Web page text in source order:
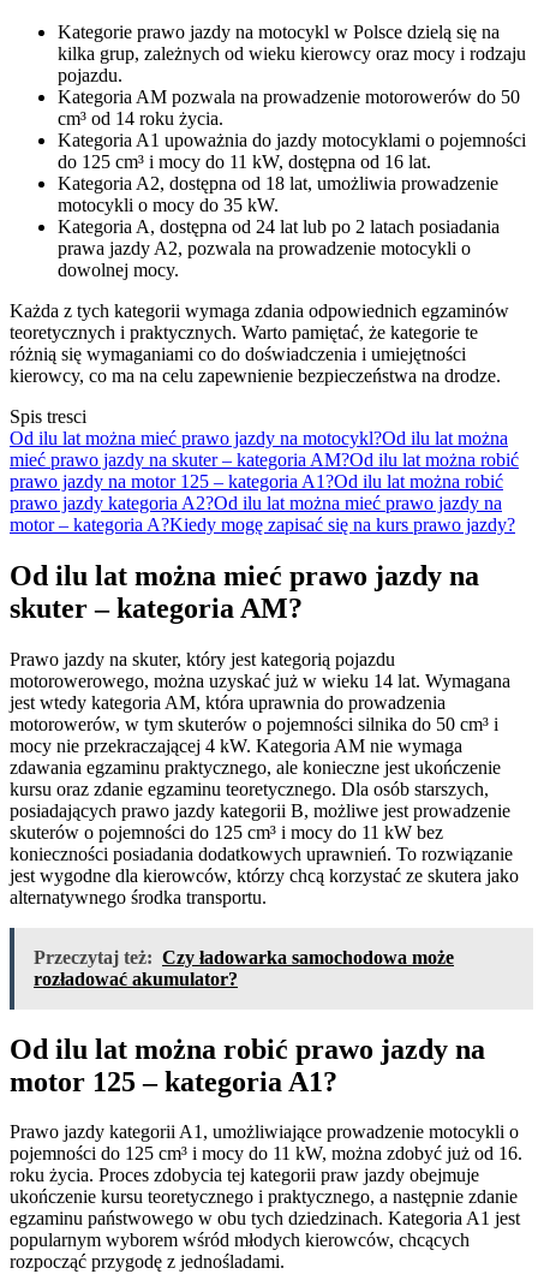
Kategorie prawo jazdy na motocykl w Polsce dzielą się na
kilka grup, zależnych od wieku kierowcy oraz mocy i rodzaju
pojazdu.
Kategoria AM pozwala na prowadzenie motorowerów do 50
cm³ od 14 roku życia.
Kategoria A1 upoważnia do jazdy motocyklami o pojemności
do 125 cm³ i mocy do 11 kW, dostępna od 16 lat.
Kategoria A2, dostępna od 18 lat, umożliwia prowadzenie
motocykli o mocy do 35 kW.
Kategoria A, dostępna od 24 lat lub po 2 latach posiadania
prawa jazdy A2, pozwala na prowadzenie motocykli o
dowolnej mocy.
Każda z tych kategorii wymaga zdania odpowiednich egzaminów
teoretycznych i praktycznych. Warto pamiętać, że kategorie te
różnią się wymaganiami co do doświadczenia i umiejętności
kierowcy, co ma na celu zapewnienie bezpieczeństwa na drodze.
Spis tresci
Od ilu lat można mieć prawo jazdy na motocykl?Od ilu lat można
mieć prawo jazdy na skuter – kategoria AM?Od ilu lat można robić
prawo jazdy na motor 125 – kategoria A1?Od ilu lat można robić
prawo jazdy kategoria A2?Od ilu lat można mieć prawo jazdy na
motor – kategoria A?Kiedy mogę zapisać się na kurs prawo jazdy?
Od ilu lat można mieć prawo jazdy na
skuter – kategoria AM?
Prawo jazdy na skuter, który jest kategorią pojazdu
motorowerowego, można uzyskać już w wieku 14 lat. Wymagana
jest wtedy kategoria AM, która uprawnia do prowadzenia
motorowerów, w tym skuterów o pojemności silnika do 50 cm³ i
mocy nie przekraczającej 4 kW. Kategoria AM nie wymaga
zdawania egzaminu praktycznego, ale konieczne jest ukończenie
kursu oraz zdanie egzaminu teoretycznego. Dla osób starszych,
posiadających prawo jazdy kategorii B, możliwe jest prowadzenie
skuterów o pojemności do 125 cm³ i mocy do 11 kW bez
konieczności posiadania dodatkowych uprawnień. To rozwiązanie
jest wygodne dla kierowców, którzy chcą korzystać ze skutera jako
alternatywnego środka transportu.
Przeczytaj też: Czy ładowarka samochodowa może
rozładować akumulator?
Od ilu lat można robić prawo jazdy na
motor 125 – kategoria A1?
Prawo jazdy kategorii A1, umożliwiające prowadzenie motocykli o
pojemności do 125 cm³ i mocy do 11 kW, można zdobyć już od 16.
roku życia. Proces zdobycia tej kategorii praw jazdy obejmuje
ukończenie kursu teoretycznego i praktycznego, a następnie zdanie
egzaminu państwowego w obu tych dziedzinach. Kategoria A1 jest
popularnym wyborem wśród młodych kierowców, chcących
rozpocząć przygodę z jednośladami.